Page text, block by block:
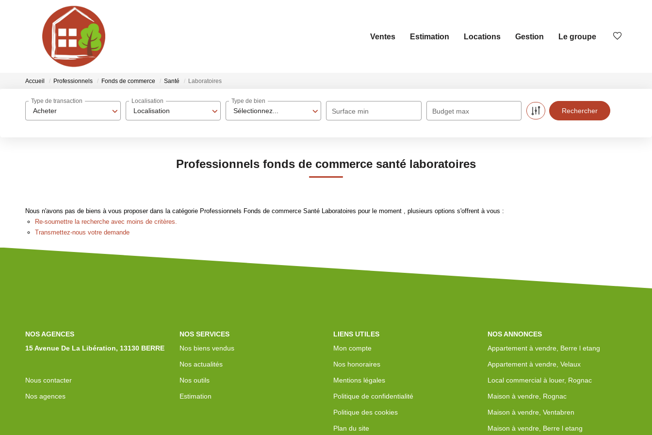
Ventes Estimation Locations Gestion Le groupe
Accueil Professionnels Fonds de commerce Santé Laboratoires
Acheter
Type de transaction
Localisation
Localisation
Sélectionnez...
Type de bien
Surface min Budget max
Professionnels fonds de commerce santé laboratoires
Nous n'avons pas de biens à vous proposer dans la catégorie Professionnels Fonds de commerce Santé Laboratoires pour le moment , plusieurs options s'offrent à vous :
Re-soumettre la recherche avec moins de critères.
Transmettez-nous votre demande
NOS AGENCES
15 Avenue De La Libération, 13130 BERRE
Nous contacter
Nos agences
NOS SERVICES
Nos biens vendus
Nos actualités
Nos outils
Estimation
LIENS UTILES
Mon compte
Nos honoraires
Mentions légales
Politique de confidentialité
Politique des cookies
Plan du site
NOS ANNONCES
Appartement à vendre, Berre l etang
Appartement à vendre, Velaux
Local commercial à louer, Rognac
Maison à vendre, Rognac
Maison à vendre, Ventabren
Maison à vendre, Berre l etang